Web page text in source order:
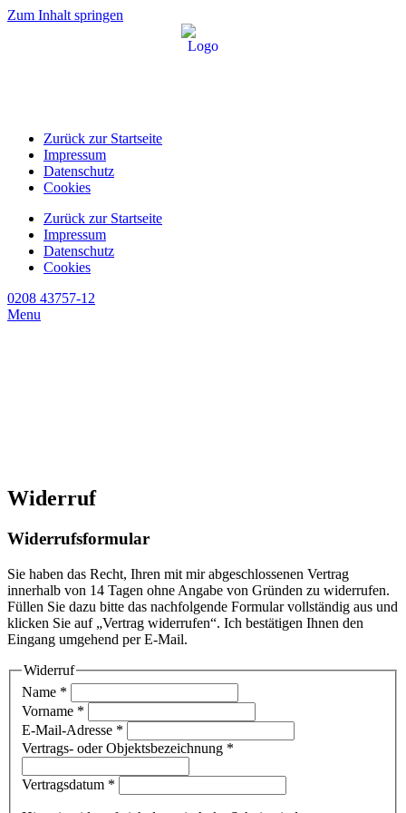
Zum Inhalt springen
Zurück zur Startseite
Impressum
Datenschutz
Cookies
Zurück zur Startseite
Impressum
Datenschutz
Cookies
0208 43757-12
Menu
Widerruf
Widerrufsformular
Sie haben das Recht, Ihren mit mir abgeschlossenen Vertrag
innerhalb von 14 Tagen ohne Angabe von Gründen zu widerrufen.
Füllen Sie dazu bitte das nachfolgende Formular vollständig aus und
klicken Sie auf „Vertrag widerrufen“. Ich bestätigen Ihnen den
Eingang umgehend per E-Mail.
Widerruf
Name *
Vorname *
E-Mail-Adresse *
Vertrags- oder Objektsbezeichnung *
Vertragsdatum *